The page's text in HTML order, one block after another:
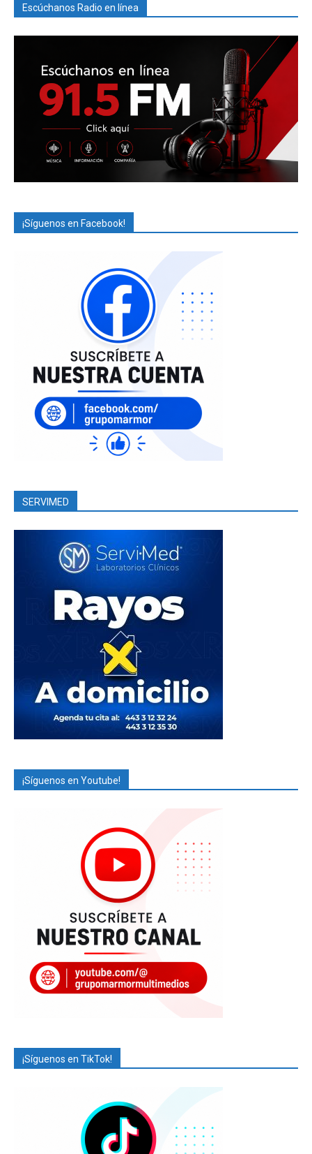
Escúchanos Radio en línea
¡Síguenos en Facebook!
SERVIMED
¡Síguenos en Youtube!
¡Síguenos en TikTok!